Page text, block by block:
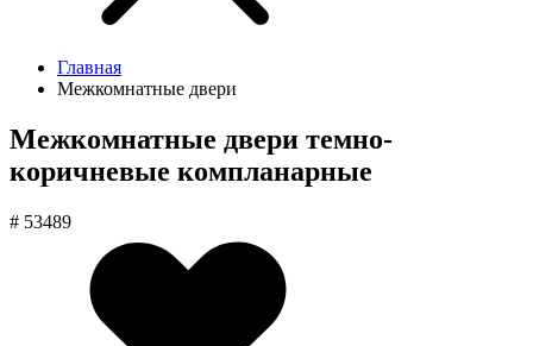
Главная
Межкомнатные двери
Межкомнатные двери темно-
коричневые компланарные
# 53489